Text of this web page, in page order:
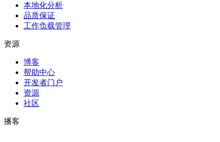
本地化分析
品质保证
工作负载管理
资源
博客
帮助中心
开发者门户
资源
社区
播客